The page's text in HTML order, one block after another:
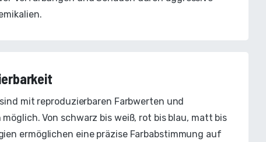
mit reproduzierbaren Farbwerten und
Von schwarz bis weiß, rot bis blau, matt bis
ermöglichen eine präzise Farbabstimmung auf